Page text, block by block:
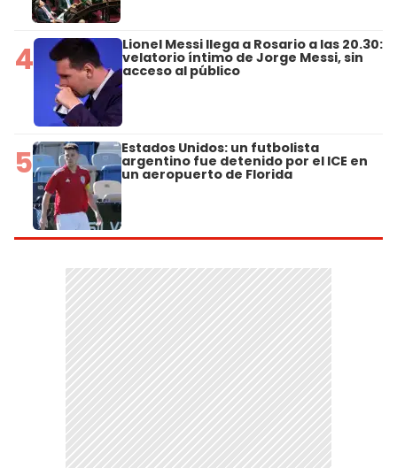
4 Lionel Messi llega a Rosario a las 20.30:
velatorio íntimo de Jorge Messi, sin
acceso al público
5 Estados Unidos: un futbolista
argentino fue detenido por el ICE en
un aeropuerto de Florida